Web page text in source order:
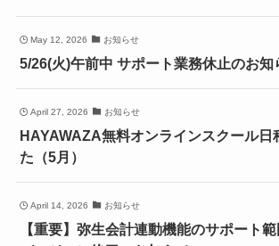
May 12, 2026 お知らせ
5/26(火)午前中 サポート業務休止のお知
April 27, 2026 お知らせ
HAYAWAZA無料オンラインスクール日
た（5月）
April 14, 2026 お知らせ
【重要】弥生会計連動機能のサポート